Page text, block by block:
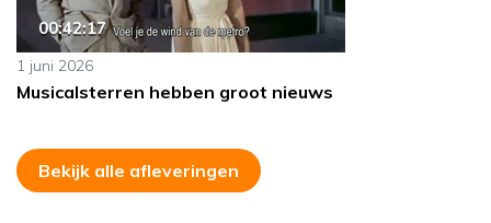
00:42:17
1 juni 2026
Musicalsterren hebben groot nieuws
Bekijk alle afleveringen